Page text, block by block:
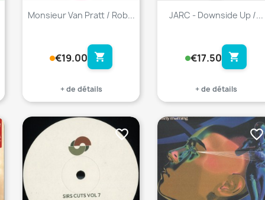
Monsieur Van Pratt / Rob...
€19.00 shopping_cart
+ de détails
JARC - Downside Up /...
€17.50 shopping_cart
+ de détails
favorite_border favorite_border